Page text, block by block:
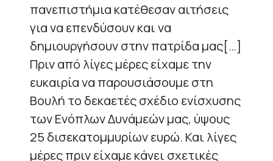
πανεπιστήμια κατέθεσαν αιτήσεις
για να επενδύσουν και να
δημιουργήσουν στην πατρίδα μας[…]
Πριν από λίγες μέρες είχαμε την
ευκαιρία να παρουσιάσουμε στη
Βουλή το δεκαετές σχέδιο ενίσχυσης
των Ενόπλων Δυνάμεών μας, ύψους
25 δισεκατομμυρίων ευρώ. Και λίγες
μέρες πριν είχαμε κάνει σχετικές